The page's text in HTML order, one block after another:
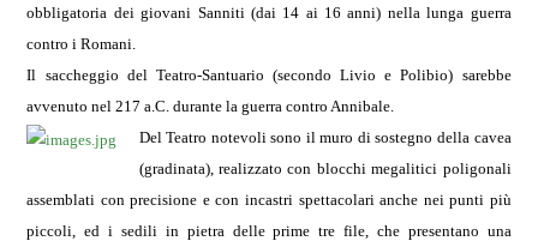
obbligatoria dei giovani Sanniti (dai 14 ai 16 anni) nella lunga guerra
contro i Romani.
Il saccheggio del Teatro-Santuario (secondo Livio e Polibio) sarebbe
avvenuto nel 217 a.C. durante la guerra contro Annibale.
Del Teatro notevoli sono il muro di sostegno della cavea
(gradinata), realizzato con blocchi megalitici poligonali
assemblati con precisione e con incastri spettacolari anche nei punti più
piccoli, ed i sedili in pietra delle prime tre file, che presentano una